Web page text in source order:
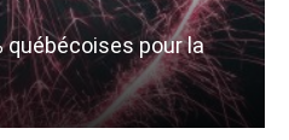
québécoises pour la